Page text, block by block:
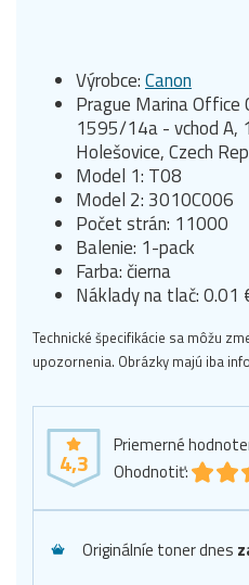
Výrobce:Canon
Prague Marina Office
1595/14a - vchod A,
Holešovice, Czech
Model 1: T08
Model 2: 3010C006
Počet strán: 11000
Balenie: 1-pack
Farba: čierna
Náklady na tlač: 0.01
Technické špecifikácie sa môžu
upozornenia. Obrázky majú iba
4,3
Priemerné
Ohodnotiť:
Originálníe toner dnes